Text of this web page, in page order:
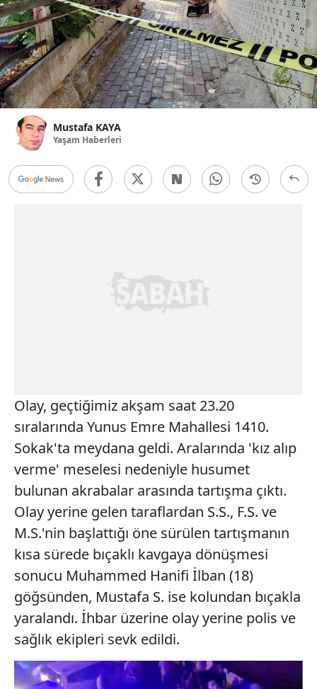
Mustafa KAYA
Yaşam Haberleri
Olay, geçtiğimiz akşam saat 23.20
sıralarında Yunus Emre Mahallesi 1410.
Sokak'ta meydana geldi. Aralarında 'kız alıp
verme' meselesi nedeniyle husumet
bulunan akrabalar arasında tartışma çıktı.
Olay yerine gelen taraflardan S.S., F.S. ve
M.S.'nin başlattığı öne sürülen tartışmanın
kısa sürede bıçaklı kavgaya dönüşmesi
sonucu Muhammed Hanifi İlban (18)
göğsünden, Mustafa S. ise kolundan bıçakla
yaralandı. İhbar üzerine olay yerine polis ve
sağlık ekipleri sevk edildi.